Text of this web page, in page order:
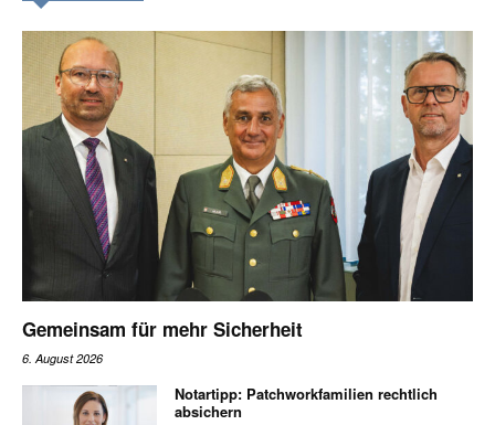
Gemeinsam für mehr Sicherheit
6. August 2026
Notartipp: Patchworkfamilien rechtlich
absichern